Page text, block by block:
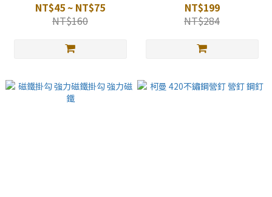
NT$45 ~ NT$75
NT$160
NT$199
NT$284